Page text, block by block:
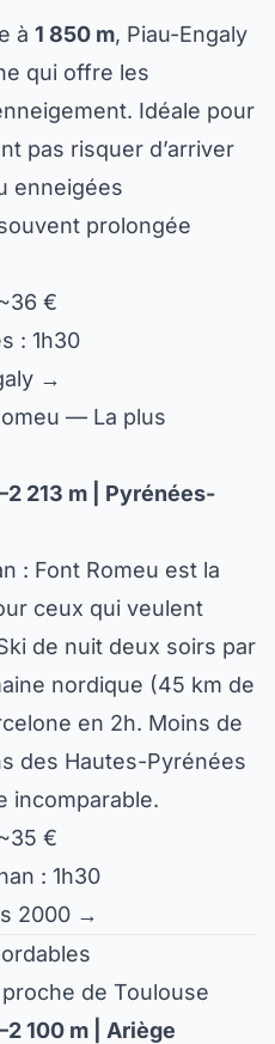
à 1 850 m, Piau-Engaly
qui offre les
Idéale pour
pas risquer d’arriver
enneigées
prolongée
€
: 1h30
→
— La plus
213 m | Pyrénées-
: Font Romeu est la
ceux qui veulent
de nuit deux soirs par
nordique (45 km de
en 2h. Moins de
des Hautes-Pyrénées
incomparable.
€
: 1h30
2000 →
de Toulouse
100 m | Ariège